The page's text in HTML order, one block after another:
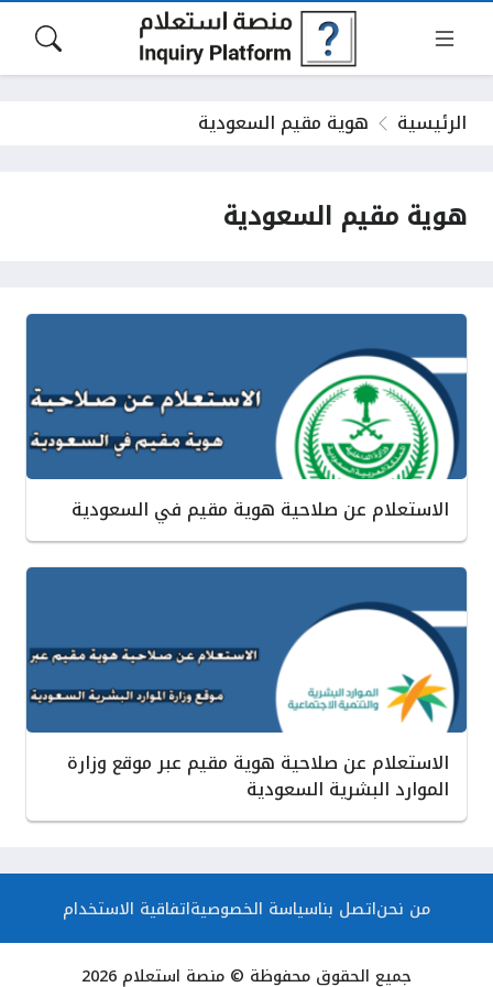
الرئيسية هوية مقيم السعودية
هوية مقيم السعودية
الاستعلام عن صلاحية هوية مقيم في السعودية
الاستعلام عن صلاحية هوية مقيم عبر موقع وزارة
الموارد البشرية السعودية
من نحناتصل بناسياسة الخصوصيةاتفاقية الاستخدام
جميع الحقوق محفوظة © منصة استعلام 2026